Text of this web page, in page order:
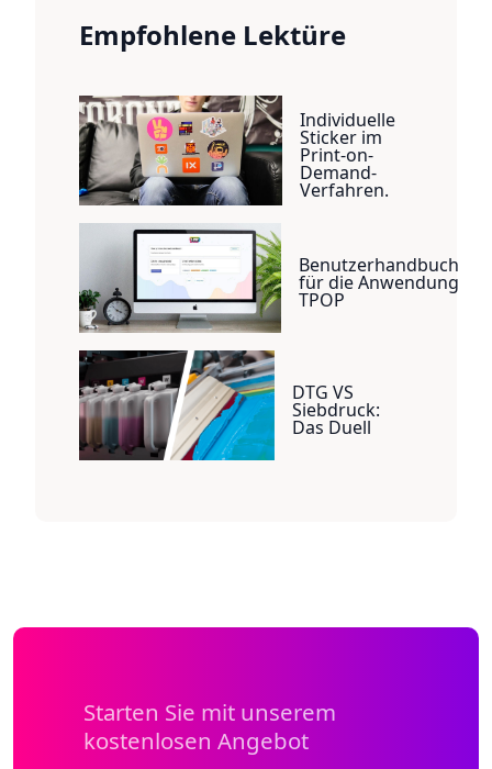
Empfohlene Lektüre
Individuelle
Sticker im
Print-on-
Demand-
Verfahren.
Benutzerhandbuch
für die Anwendung
TPOP
DTG VS
Siebdruck:
Das Duell
Starten Sie mit unserem
kostenlosen Angebot